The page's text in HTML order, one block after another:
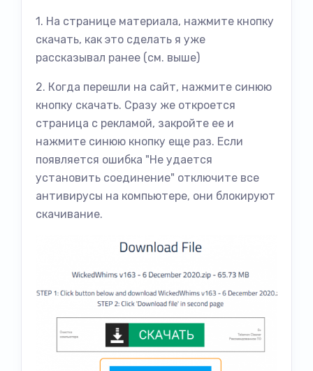
1. На странице материала, нажмите кнопку
скачать, как это сделать я уже
рассказывал ранее (см. выше)
2. Когда перешли на сайт, нажмите синюю
кнопку скачать. Сразу же откроется
страница с рекламой, закройте ее и
нажмите синюю кнопку еще раз. Если
появляется ошибка "Не удается
установить соединение" отключите все
антивирусы на компьютере, они блокируют
скачивание.